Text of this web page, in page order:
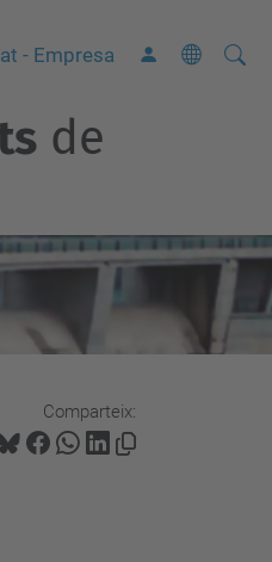
- Empresa Cerca
C
v
a
de
Comparteix: